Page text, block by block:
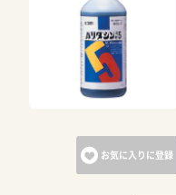
お気に入りに登録